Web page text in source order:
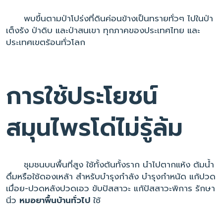
พบขึ้นตามป่าโปร่งที่ดินค่อนข้างเป็นทรายทั่วๆ ไปในป่า
เต็งรัง ป่าดิบ และป่าสนเขา ทุกภาคของประเทศไทย และ
ประเทศเขตร้อนทั่วโลก
การใช้ประโยชน์
สมุนไพรโด่ไม่รู้ล้ม
ชุมชนบนพื้นที่สูง ใช้ทั้งต้นทั้งราก นำไปตากแห้ง ต้มน้ำ
ดื่มหรือใช้ดองเหล้า สำหรับบำรุงกำลัง บำรุงกำหนัด แก้ปวด
เมื่อย-ปวดหลังปวดเอว ขับปัสสาวะ แก้ปัสสาวะพิการ รักษา
นิ่ว หมอยาพื้นบ้านทั่วไปใช้